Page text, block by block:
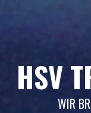
HSV
WIR